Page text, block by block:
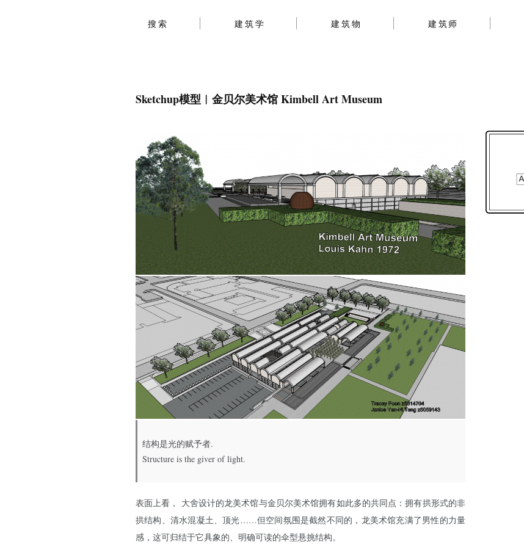
搜索 建筑学 建筑物 建筑师
Sketchup模型︱金贝尔美术馆 Kimbell Art Museum
结构是光的赋予者.
Structure is the giver of light.
表面上看， 大舍设计的龙美术馆与金贝尔美术馆拥有如此多的共同点：拥有拱形式的非
拱结构、清水混凝土、顶光……但空间氛围是截然不同的，龙美术馆充满了男性的力量
感，这可归结于它具象的、明确可读的伞型悬挑结构。